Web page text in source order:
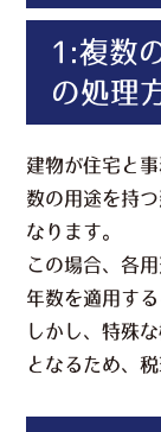
1:複数
の処理
建物が住宅と
数の用途を持
なります。
この場合、各
年数を適用す
しかし、特殊
となるため、